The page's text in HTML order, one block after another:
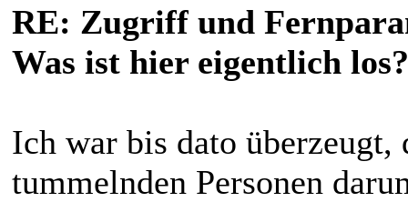
RE: Zugriff und
Was ist hier eigentlich los?
Ich war bis dato
tummelnden Personen